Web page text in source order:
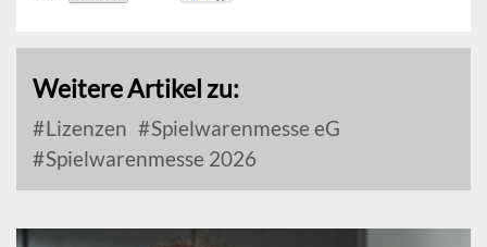
Weitere Artikel zu:
Lizenzen
Spielwarenmesse eG
Spielwarenmesse 2026